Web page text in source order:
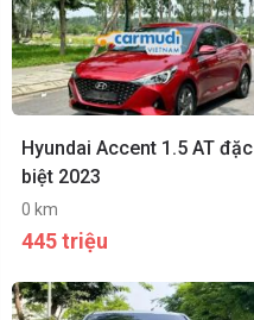
Hyundai Accent 1.5 AT đặc
biệt 2023
0 km
445 triệu